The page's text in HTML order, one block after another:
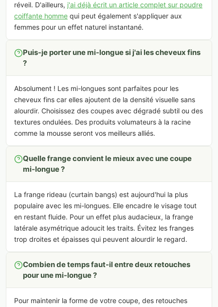
réveil. D'ailleurs, j'ai déjà écrit un article complet sur poudre
coiffante homme qui peut également s'appliquer aux
femmes pour un effet naturel instantané.
Puis-je porter une mi-longue si j'ai les cheveux fins
?
Absolument ! Les mi-longues sont parfaites pour les
cheveux fins car elles ajoutent de la densité visuelle sans
alourdir. Choisissez des coupes avec dégradé subtil ou des
textures ondulées. Des produits volumateurs à la racine
comme la mousse seront vos meilleurs alliés.
Quelle frange convient le mieux avec une coupe
mi-longue ?
La frange rideau (curtain bangs) est aujourd'hui la plus
populaire avec les mi-longues. Elle encadre le visage tout
en restant fluide. Pour un effet plus audacieux, la frange
latérale asymétrique adoucit les traits. Évitez les franges
trop droites et épaisses qui peuvent alourdir le regard.
Combien de temps faut-il entre deux retouches
pour une mi-longue ?
Pour maintenir la forme de votre coupe, des retouches